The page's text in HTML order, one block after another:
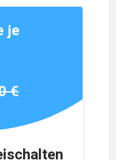
je
€